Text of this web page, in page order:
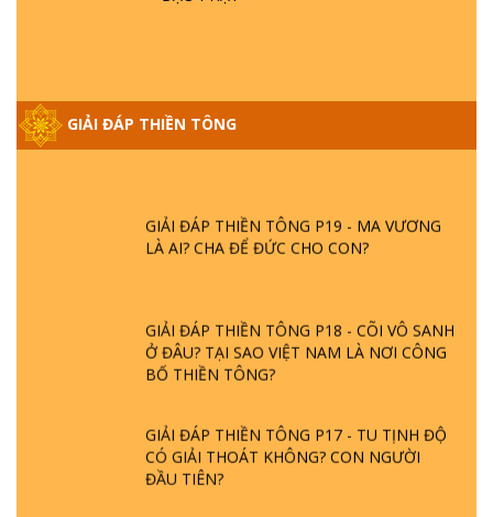
GIẢI ĐÁP THIỀN TÔNG
GIẢI ĐÁP VỀ LỄ TIỄN THIỀN TÔNG SƯ
GIẢI ĐÁP THIỀN TÔNG ĐẶC BIỆT PHẦN 20
- BÁC NGUYỄN NHÂN LÀ AI? PHIỀN NÃO
DO ĐÂU MÀ CÓ?
GIẢI ĐÁP THIỀN TÔNG P19 - MA VƯƠNG
LÀ AI? CHA ĐỂ ĐỨC CHO CON?
GIẢI ĐÁP THIỀN TÔNG P18 - CÕI VÔ SANH
Ở ĐÂU? TẠI SAO VIỆT NAM LÀ NƠI CÔNG
BỐ THIỀN TÔNG?
GIẢI ĐÁP THIỀN TÔNG P17 - TU TỊNH ĐỘ
CÓ GIẢI THOÁT KHÔNG? CON NGƯỜI
ĐẦU TIÊN?